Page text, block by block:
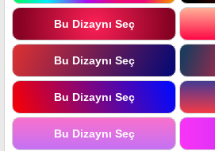
Bu Dizaynı Seç
Bu Dizaynı Seç
Bu Dizaynı Seç
Bu Dizaynı Seç